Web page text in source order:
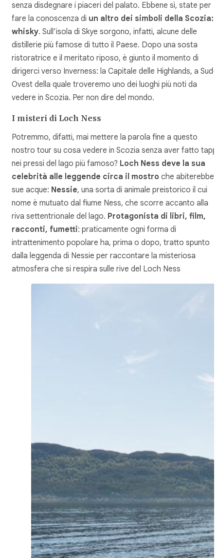
senza disdegnare i piaceri del palato. Ebbene sì, state per
fare la conoscenza di un altro dei simboli della Scozia:
whisky. Sull’isola di Skye sorgono, infatti, alcune delle
distillerie più famose di tutto il Paese. Dopo una sosta
ristoratrice e il meritato riposo, è giunto il momento di
dirigerci verso Inverness: la Capitale delle Highlands, a Sud-
Ovest della quale troveremo uno dei luoghi più noti da
vedere in Scozia. Per non dire del mondo.
I misteri di Loch Ness
Potremmo, difatti, mai mettere la parola fine a questo
nostro tour su cosa vedere in Scozia senza aver fatto
nei pressi del lago più famoso? Loch Ness deve la sua
celebrità alle leggende circa il mostro che abiterebbe
sue acque: Nessie, una sorta di animale preistorico il cui
nome è mutuato dal fiume Ness, che scorre accanto alla
riva settentrionale del lago. Protagonista di libri, film,
racconti, fumetti: praticamente ogni forma di
intrattenimento popolare ha, prima o dopo, tratto spunto
dalla leggenda di Nessie per raccontare la misteriosa
atmosfera che si respira sulle rive del Loch Ness